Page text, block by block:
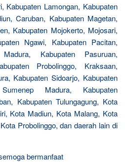
Kabupaten Lamongan, Kabupaten
Caruban, Kabupaten Magetan,
Kabupaten Mojokerto, Mojosari,
Ngawi, Kabupaten Pacitan,
Kabupaten Pasuruan,
Probolinggo, Kraksaan,
Kabupaten Sidoarjo, Kabupaten
Madura, Kabupaten
Kabupaten Tulungagung, Kota
Kota Madiun, Kota Malang, Kota
Probolinggo, dan daerah lain di
bermanfaat